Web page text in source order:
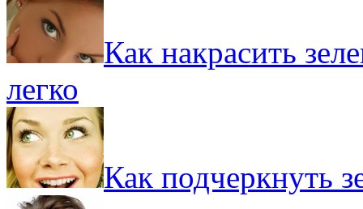
Как накрасить
легко
Как подчеркнуть